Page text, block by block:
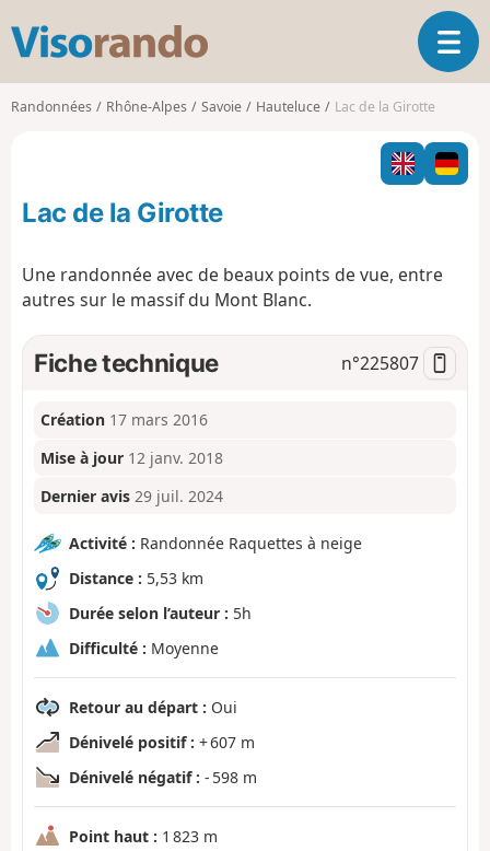
s
o
o
O
u
i
r
l
a
t
Randonnées Rhône-Alpes Savoie Hauteluce Lac de la Girotte
Lac de la Girotte
Une randonnée avec de beaux points de vue, entre
autres sur le massif du Mont Blanc.
Fiche technique n°225807
Création 17 mars 2016
Mise à jour 12 janv. 2018
Dernier avis 29 juil. 2024
Activité : Randonnée Raquettes à neige
Distance : 5,53 km
Durée selon l’auteur : 5h
Difficulté : Moyenne
Retour au départ : Oui
Dénivelé positif : + 607 m
Dénivelé négatif : - 598 m
Point haut : 1 823 m